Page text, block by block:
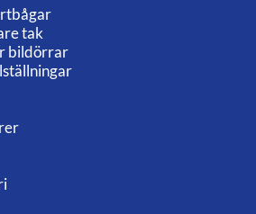
tak
bildörrar